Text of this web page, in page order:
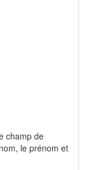
champ de
le prénom et